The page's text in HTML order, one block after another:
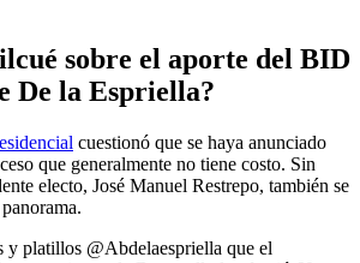
sobre el aporte del BID
De la Espriella?
cuestionó que se haya anunciado
que generalmente no tiene costo. Sin
electo, José Manuel Restrepo, también se
platillos @Abdelaespriella que el